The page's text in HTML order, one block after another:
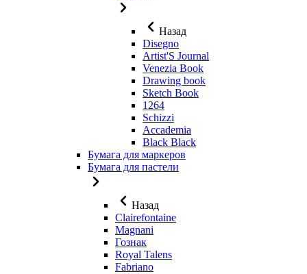
Назад
Disegno
Artist'S Journal
Venezia Book
Drawing book
Sketch Book
1264
Schizzi
Accademia
Black Black
Бумага для маркеров
Бумага для пастели
Назад
Clairefontaine
Magnani
Гознак
Royal Talens
Fabriano